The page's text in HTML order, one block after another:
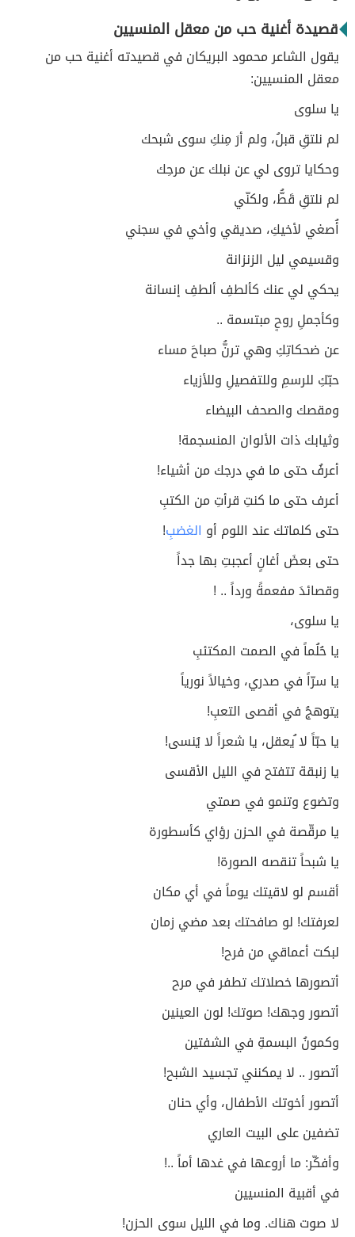
قصيدة أغنية حب من معقل المنسيين
يقول الشاعر محمود البريكان في قصيدته أغنية حب من
معقل المنسيين:
يا سلوى
لم نلتقِ قبلُ، ولم أرَ مِنكِ سوى شبحك
وحكايا تروى لي عن نبلك عن مرحِك
لم نلتقِ قَطُّ، ولكنّي
أُصغي لأخيكِ، صديقي وأخي في سجني
وقسيمي ليل الزنزانة
يحكي لي عنك كألطفِ ألطفِ إنسانة
وكأجملِ روحٍ مبتسمة ..
عن ضحكاتِكِ وهي ترنُّ صباحَ مساء
حبّكِ للرسمِ وللتفصيلِ وللأزياء
ومقصك والصحف البيضاء
وثيابك ذات الألوان المنسجمة!
أعرفُ حتى ما في درجك من أشياء!
أعرف حتى ما كنتِ قرأتِ من الكتبِ
حتى كلماتك عند اللوم أو الغضبِ!
حتى بعضَ أغانٍ أعجبتِ بها جداً
وقصائدَ مفعمةً ورداً .. !
يا سلوى،
يا حُلُماً في الصمت المكتئبِ
يا سرّاً في صدري، وخيالاً نورياً
يتوهجُ في أقصى التعبِ!
يا حبّاً لا ُيعقل، يا شعراً لا يُنسى!
يا زنبقة تتفتح في الليل الأقسى
وتضوع وتنمو في صمتي
يا مرقّصة في الحزن رؤاي كأسطورة
يا شبحاً تنقصه الصورة!
أقسم لو لاقيتك يوماً في أي مكان
لعرفتك! لو صافحتك بعد مضي زمان
لبكت أعماقي من فرح!
أتصورها خصلاتك تطفر في مرح
أتصور وجهك! صوتك! لون العينين
وكمونُ البسمةِ في الشفتين
أتصور .. لا يمكنني تجسيد الشبح!
أتصور أخوتك الأطفال، وأي حنان
تضفين على البيت العاري
وأفكّر: ما أروعها في غدها أماً ..!
في أقبية المنسيين
لا صوت هناك. وما في الليل سوى الحزن!